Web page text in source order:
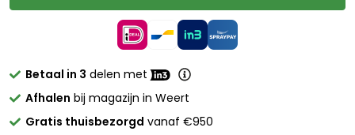
Betaal in 3 delen met
Afhalen bij magazijn in Weert
Gratis thuisbezorgd vanaf €950